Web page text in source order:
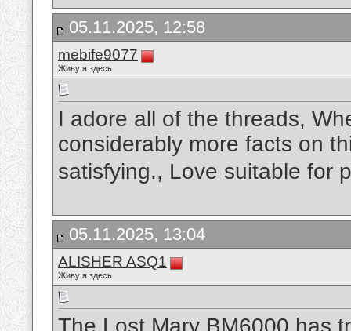
05.11.2025, 12:58
mebife9077
Живу я здесь
I adore all of the threads,
considerably more facts on
satisfying., Love suitable for
05.11.2025, 13:04
ALISHER ASQ1
Живу я здесь